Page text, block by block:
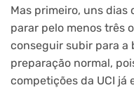
Mas primeiro, uns dias
parar pelo menos três
conseguir subir para a
preparação normal,
competições da UCI já